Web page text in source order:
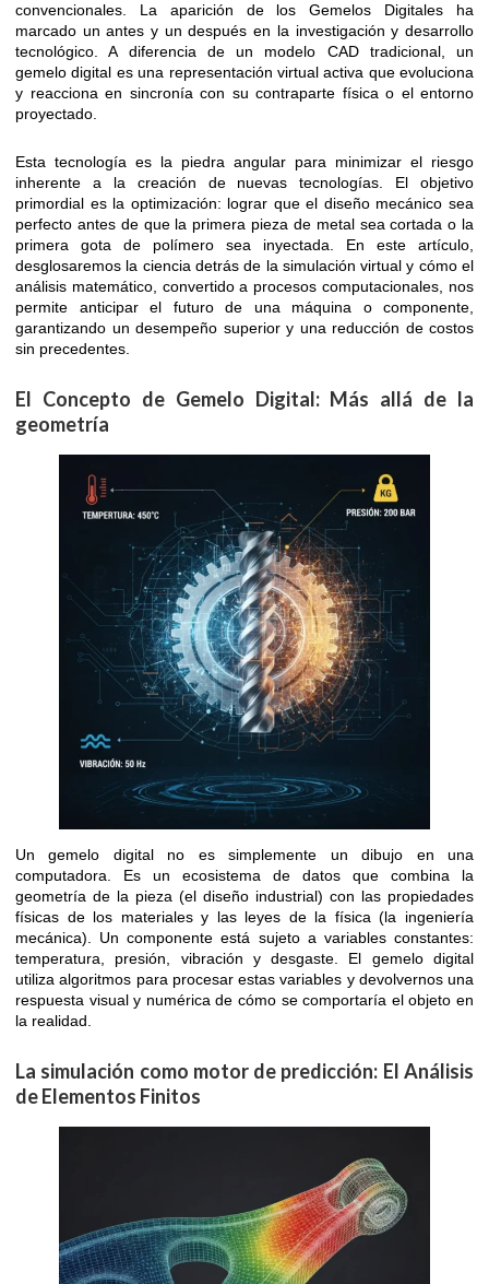
convencionales. La aparición de los Gemelos Digitales ha
marcado un antes y un después en la investigación y desarrollo
tecnológico. A diferencia de un modelo CAD tradicional, un
gemelo digital es una representación virtual activa que evoluciona
y reacciona en sincronía con su contraparte física o el entorno
proyectado.
Esta tecnología es la piedra angular para minimizar el riesgo
inherente a la creación de nuevas tecnologías. El objetivo
primordial es la optimización: lograr que el diseño mecánico sea
perfecto antes de que la primera pieza de metal sea cortada o la
primera gota de polímero sea inyectada. En este artículo,
desglosaremos la ciencia detrás de la simulación virtual y cómo el
análisis matemático, convertido a procesos computacionales, nos
permite anticipar el futuro de una máquina o componente,
garantizando un desempeño superior y una reducción de costos
sin precedentes.
El Concepto de Gemelo Digital: Más allá de la
geometría
Un gemelo digital no es simplemente un dibujo en una
computadora. Es un ecosistema de datos que combina la
geometría de la pieza (el diseño industrial) con las propiedades
físicas de los materiales y las leyes de la física (la ingeniería
mecánica). Un componente está sujeto a variables constantes:
temperatura, presión, vibración y desgaste. El gemelo digital
utiliza algoritmos para procesar estas variables y devolvernos una
respuesta visual y numérica de cómo se comportaría el objeto en
la realidad.
La simulación como motor de predicción: El Análisis
de Elementos Finitos